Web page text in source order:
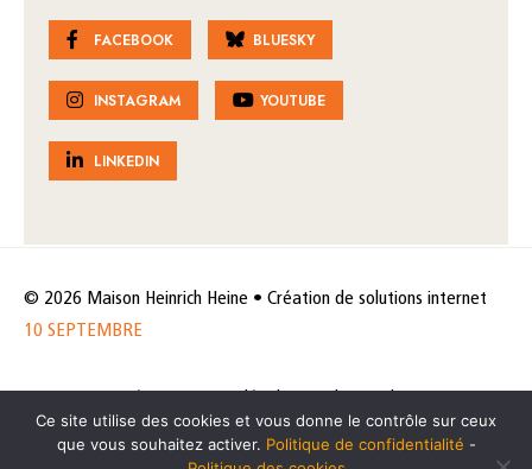
FACEBOOK BLUESKY
INSTAGRAM YOUTUBE
LINKEDIN
© 2026 Maison Heinrich Heine • Création de solutions internet
10 SEPTEMBRE
de données
Politique des cookies
Ce site utilise des cookies et vous donne le contrôle sur ceux
que vous souhaitez activer. Politique de confidentialité -